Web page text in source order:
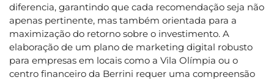
diferencia, garantindo que cada recomendação seja não
apenas pertinente, mas também orientada para a
maximização do retorno sobre o investimento. A
elaboração de um plano de marketing digital robusto
para empresas em locais como a Vila Olímpia ou o
centro financeiro da Berrini requer uma compreensão